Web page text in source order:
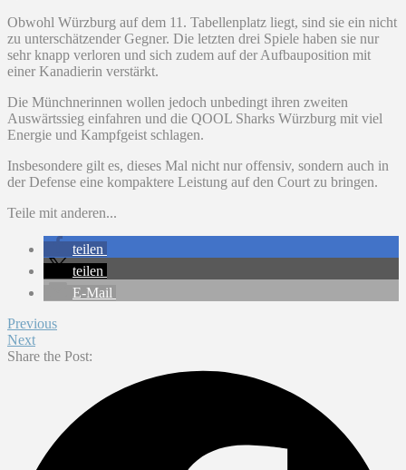
Obwohl Würzburg auf dem 11. Tabellenplatz liegt, sind sie ein nicht
zu unterschätzender Gegner. Die letzten drei Spiele haben sie nur
sehr knapp verloren und sich zudem auf der Aufbauposition mit
einer Kanadierin verstärkt.
Die Münchnerinnen wollen jedoch unbedingt ihren zweiten
Auswärtssieg einfahren und die QOOL Sharks Würzburg mit viel
Energie und Kampfgeist schlagen.
Insbesondere gilt es, dieses Mal nicht nur offensiv, sondern auch in
der Defense eine kompaktere Leistung auf den Court zu bringen.
Teile mit anderen...
teilen
teilen
E-Mail
Previous
Next
Share the Post: